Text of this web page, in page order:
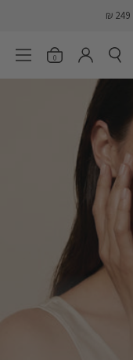
פתח חיפוש פתיחת0 פתח